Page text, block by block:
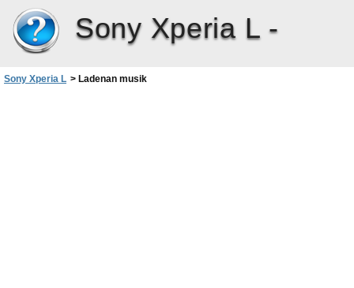
Sony Xperia L -
Sony Xperia L > Ladenan musik